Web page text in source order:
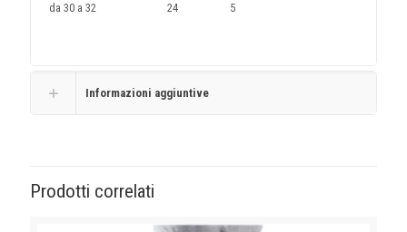
da 30 a 32 24 5
Informazioni aggiuntive
Prodotti correlati